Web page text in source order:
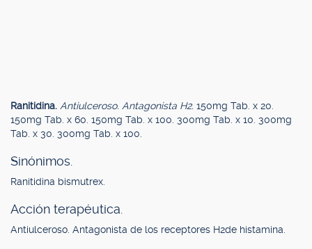
Ranitidina. Antiulceroso. Antagonista H2. 150mg Tab. x 20.
150mg Tab. x 60. 150mg Tab. x 100. 300mg Tab. x 10. 300mg
Tab. x 30. 300mg Tab. x 100.
Sinónimos.
Ranitidina bismutrex.
Acción terapéutica.
Antiulceroso. Antagonista de los receptores H2de histamina.